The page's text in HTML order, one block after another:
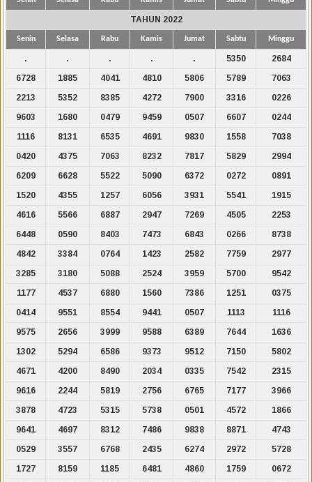
TAHUN 2022
Senin Selasa Rabu Kamis Jumat Sabtu Minggu
. . . . . 5350
2684
6728
1885 4041 4810 5806 5789
7063
2213
5352 8385 4272 7900 3316
0226
9603
1680 0479 9459 0507 6607
0244
1116
8131 6535 4691 9830 1558
7038
0420
4375 7063 8232 7817 5829
2994
6209
6628 5522 5090 6372 0272
0891
1520
4355 1257 6056 3931 5541
1915
4616
5566 6887 2947 7269 4505
2253
6448
0590 8403 7473 6843 0266
8738
4842
3384 0764 1423 2582 7759
2977
3285
3180 5088 2524 3959 5700
9542
1177
4537 6880 1560 7386 1251
0375
0414
9551 8554 9441 0507 1113
1116
9575
2656 3999 9588 6389 7644
1636
1302
5294 6586 9373 9512 7150
5802
4671
4200 8490 2034 0335 7542
2315
9616
2244 5819 2756 6765 7177
3966
3878
4723 5315 5738 0501 4572
1866
9641
4697 8312 7486 9838 8871
4743
0529
3557 6768 2435 6274 2972
5728
1727
8159 1185 6481 4860 1759
0672